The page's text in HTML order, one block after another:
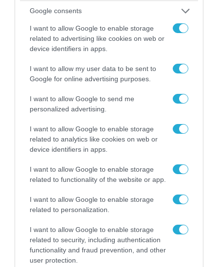
Google consents
I want to allow Google to enable storage
related to advertising like cookies on web or
device identifiers in apps.
I want to allow my user data to be sent to
Google for online advertising purposes.
I want to allow Google to send me
personalized advertising.
I want to allow Google to enable storage
related to analytics like cookies on web or
device identifiers in apps.
I want to allow Google to enable storage
related to functionality of the website or app.
I want to allow Google to enable storage
related to personalization.
I want to allow Google to enable storage
related to security, including authentication
functionality and fraud prevention, and other
user protection.
Η ανακοίνωση του Πανελλήνιου Σωματείου
Πυροσβεστών για την δημοσιογράφο του OPEN
που γέλασε στη φωτιά
O διευθυντής του OPEN προσπαθεί να τα
σε ρεπορτάζ για τις φωτιές